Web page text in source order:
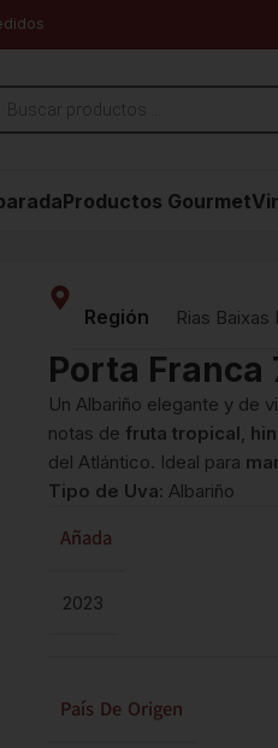
Productos Gourmet
Región Rias Baixas
Porta Franca
Un Albariño elegante y de
notas de fruta tropical,
del Atlántico. Ideal para
Tipo de Uva: Albariño
Añada
2023
País De Origen